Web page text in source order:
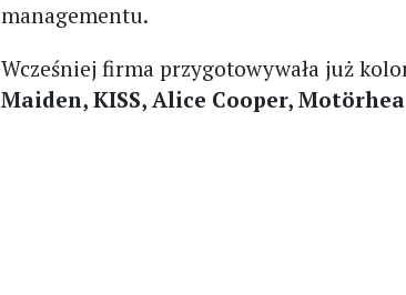
managementu.
Wcześniej firma przygotowywała już
Maiden, KISS, Alice Cooper,